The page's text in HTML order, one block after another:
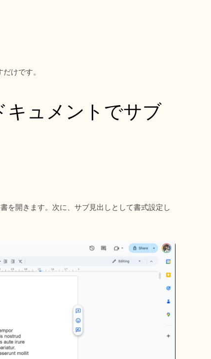
けです。
キュメントでサブ
を開きます。次に、サブ見出しとして書式設定し